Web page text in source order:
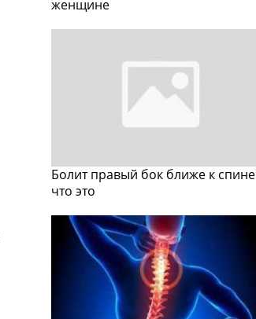
женщине
Болит правый бок ближе к спине
что это